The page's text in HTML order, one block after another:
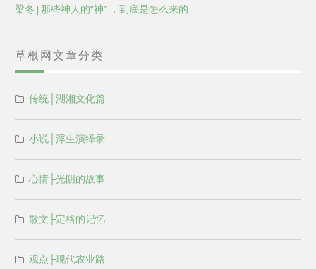
梁冬 | 那些神人的“神” ，到底是怎么来的
草根网文章分类
传统├湖湘文化篇
小说├浮生演绎录
心情├光阴的故事
散文├定格的记忆
观点├现代农业路